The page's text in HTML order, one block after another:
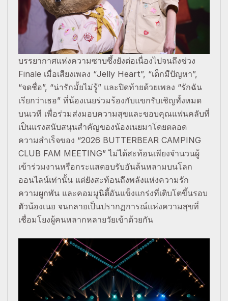
บรรยากาศแห่งความซาบซึ้งยังต่อเนื่องไปจนถึงช่วง
Finale เมื่อเสียงเพลง “Jelly Heart”, “เด็กมีปัญหา”,
“จดชื่อ”, “น่ารักมั้ยไม่รู้” และปิดท้ายด้วยเพลง “รักฉัน
เรียกว่าเธอ” ที่น้องเนยร่วมร้องกับแขกรับเชิญทั้งหมด
บนเวที เพื่อร่วมส่งมอบความสุขและขอบคุณแฟนคลับที่
เป็นแรงสนับสนุนสำคัญของน้องเนยมาโดยตลอด
ความสำเร็จของ “2026 BUTTERBEAR CAMPING
CLUB FAM MEETING” ไม่ได้สะท้อนเพียงจำนวนผู้
เข้าร่วมงานหรือกระแสตอบรับอันล้นหลามบนโลก
ออนไลน์เท่านั้น แต่ยังสะท้อนถึงพลังแห่งความรัก
ความผูกพัน และคอมมูนิตี้อันแข็งแกร่งที่เติบโตขึ้นรอบ
ตัวน้องเนย จนกลายเป็นปรากฏการณ์แห่งความสุขที่
เชื่อมโยงผู้คนหลากหลายวัยเข้าด้วยกัน